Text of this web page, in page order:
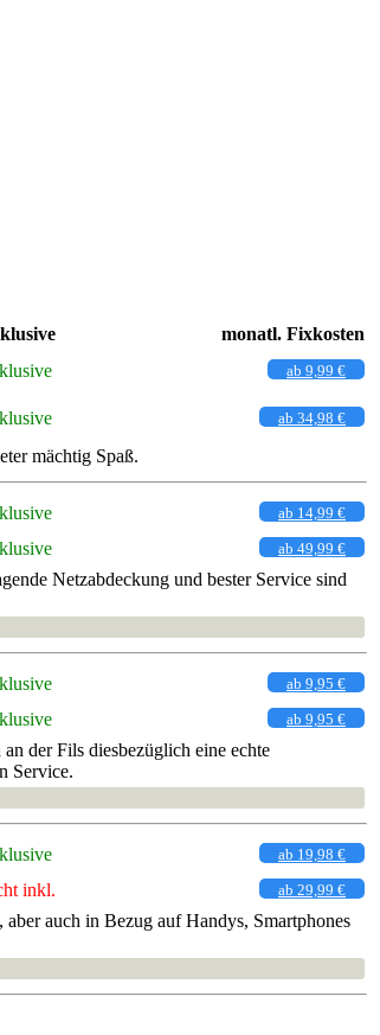
monatl. Fixkosten
ab 9,99 €
ab 34,98 €
mächtig Spaß.
ab 14,99 €
ab 49,99 €
Netzabdeckung und bester Service sind
ab 9,95 €
ab 9,95 €
der Fils diesbezüglich eine echte
Service.
ab 19,98 €
inkl. ab 29,99 €
auch in Bezug auf Handys, Smartphones